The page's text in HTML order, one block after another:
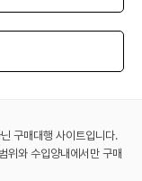
구매대행 사이트입니다.
위와 수입양내에서만 구매